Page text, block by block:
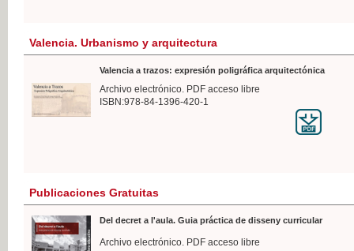
Valencia. Urbanismo y arquitectura
Valencia a trazos: expresión poligráfica arquitectónica
Archivo electrónico. PDF acceso libre
ISBN:978-84-1396-420-1
Publicaciones Gratuitas
Del decret a l'aula. Guia práctica de disseny curricular
Archivo electrónico. PDF acceso libre